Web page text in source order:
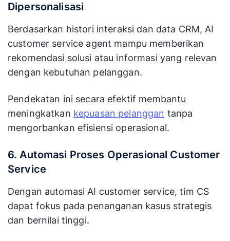
Dipersonalisasi
Berdasarkan histori interaksi dan data CRM, AI
customer service agent mampu memberikan
rekomendasi solusi atau informasi yang relevan
dengan kebutuhan pelanggan.
Pendekatan ini secara efektif membantu
meningkatkan kepuasan pelanggan tanpa
mengorbankan efisiensi operasional.
6. Automasi Proses Operasional Customer
Service
Dengan automasi AI customer service, tim CS
dapat fokus pada penanganan kasus strategis
dan bernilai tinggi.